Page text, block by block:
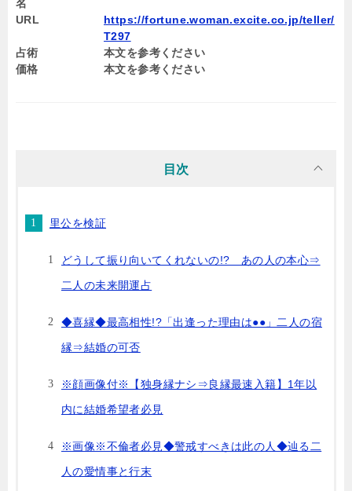
名
URL
https://fortune.woman.excite.co.jp/teller/
T297
占術
本文を参考ください
価格
本文を参考ください
目次
里公を検証
どうして振り向いてくれないの!? あの人の本心⇒
二人の未来開運占
◆喜縁◆最高相性!?「出逢った理由は●●」二人の宿
縁⇒結婚の可否
※顔画像付※【独身縁ナシ⇒良縁最速入籍】1年以
内に結婚希望者必見
※画像※不倫者必見◆警戒すべきは此の人◆辿る二
人の愛情事と行末